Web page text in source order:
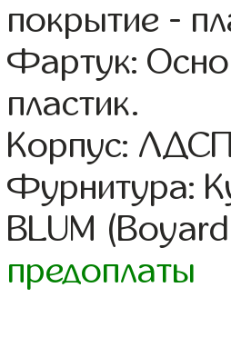
покрытие -
Фартук:
пластик.
Корпус:
Фурнитура:
BLUM
предоплаты